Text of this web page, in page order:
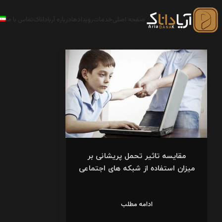
صفحه اصلی خدمات رویدادها درباره آریاداناکتماس با ما
مقایسه تاثیر تحمل پریشانی بر
میزان استفاده از شبکه های اجتماعی
ادامه مطلب